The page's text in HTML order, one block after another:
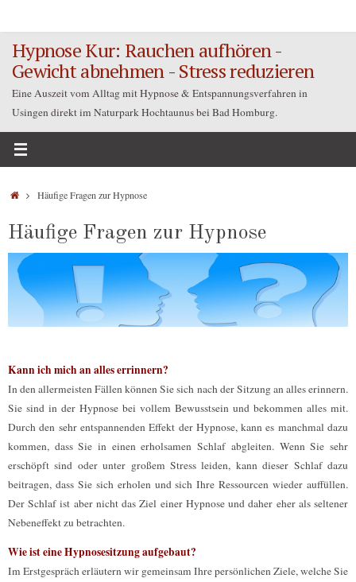
springen
Hypnose Kur: Rauchen aufhören -
Gewicht abnehmen - Stress reduzieren
Eine Auszeit vom Alltag mit Hypnose & Entspannungsverfahren in
Usingen direkt im Naturpark Hochtaunus bei Bad Homburg.
Startseite
Häufige Fragen zur Hypnose
Häufige Fragen zur Hypnose
Kann ich mich an alles errinnern?
In den allermeisten Fällen können Sie sich nach der Sitzung an alles erinnern.
Sie sind in der Hypnose bei vollem Bewusstsein und bekommen alles mit.
Durch den sehr entspannenden Effekt der Hypnose, kann es manchmal dazu
kommen, dass Sie in einen erholsamen Schlaf abgleiten. Wenn Sie sehr
erschöpft sind oder unter großem Stress leiden, kann dieser Schlaf dazu
beitragen, dass Sie sich erholen und sich Ihre Ressourcen wieder auffüllen.
Der Schlaf ist aber nicht das Ziel einer Hypnose und daher eher als seltener
Nebeneffekt zu betrachten.
Wie ist eine Hypnosesitzung aufgebaut?
Im Erstgespräch erläutern wir gemeinsam Ihre persönlichen Ziele, welche Sie